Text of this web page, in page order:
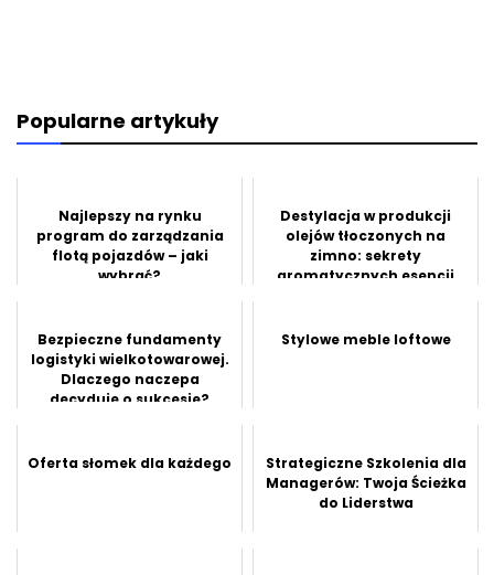
Popularne artykuły
Najlepszy na rynku
program do zarządzania
flotą pojazdów – jaki
wybrać?
Destylacja w produkcji
olejów tłoczonych na
zimno: sekrety
aromatycznych esencji
Bezpieczne fundamenty
logistyki wielkotowarowej.
Dlaczego naczepa
decyduje o sukcesie?
Stylowe meble loftowe
Oferta słomek dla każdego
Strategiczne Szkolenia dla
Managerów: Twoja Ścieżka
do Liderstwa